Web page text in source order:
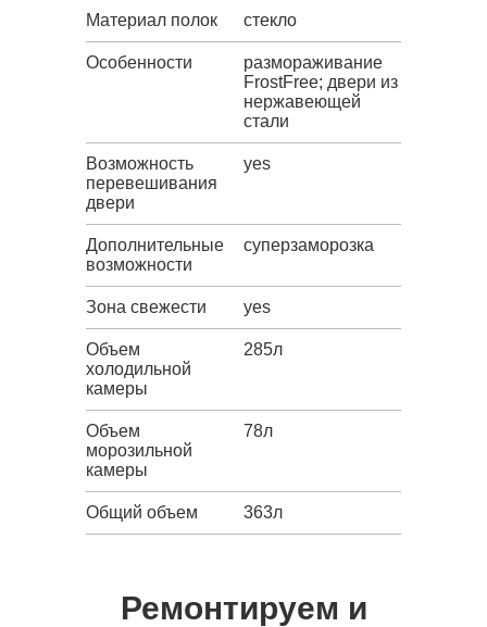
Материал полок стекло
Особенности
размораживание
FrostFree; двери из
нержавеющей
стали
Возможность
перевешивания
двери
yes
Дополнительные
возможности
суперзаморозка
Зона свежести yes
Объем
холодильной
камеры
285л
Объем
морозильной
камеры
78л
Общий объем 363л
Ремонтируем и